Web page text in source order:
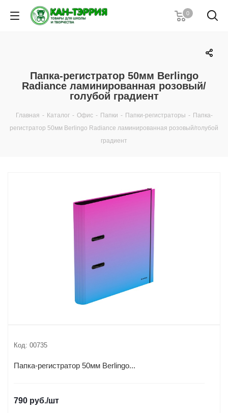
0
Папка-регистратор 50мм Berlingo
Radiance ламинированная розовый/
голубой градиент
Главная - Каталог - Офис - Папки - Папки-регистраторы - Папка-
регистратор 50мм Berlingo Radiance ламинированная розовый/голубой
градиент
Код: 00735
Папка-регистратор 50мм Berlingo...
790 руб./шт